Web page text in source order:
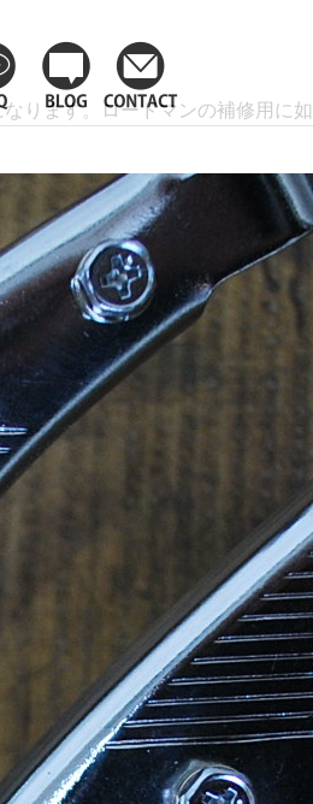
ります。ロードマンの補修用に如